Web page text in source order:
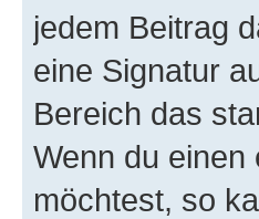
jedem Beitrag
eine Signatur
Bereich das
Wenn du
möchtest, so